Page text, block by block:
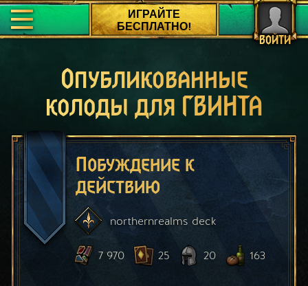
ВОЙТИ
ИГРАЙТЕ
БЕСПЛАТНО!
Опубликованные
колоды для ГВИНТА
Побуждение к
действию
northernrealms deck
7 970 25 20 163